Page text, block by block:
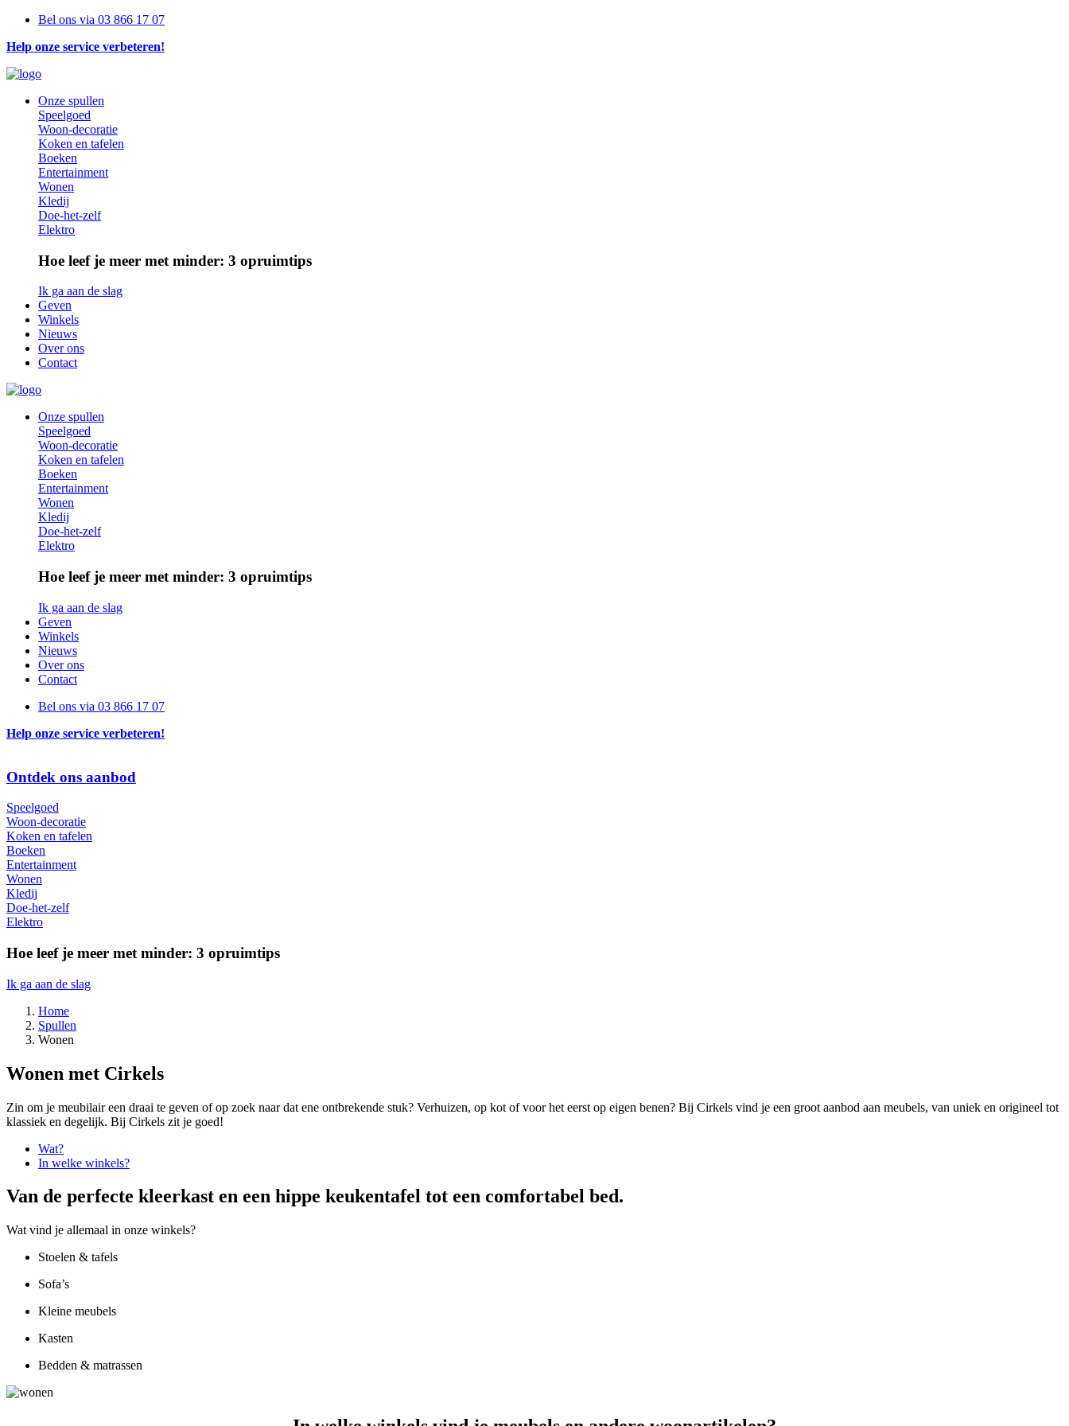
Overslaan
naar
inhoud
Telefoon
menu
Bel ons via 03 866 17 07
Help onze service verbeteren!
Hoofdnavigatie
Onze spullen
Speelgoed
Woon-decoratie
Koken en tafelen
Boeken
Entertainment
Wonen
Kledij
Doe-het-zelf
Elektro
Hoe leef je meer met minder: 3 opruimtips
Ik ga aan de slag
Geven
Winkels
Nieuws
Over ons
Contact
Hoofdnavigatie
Onze spullen
Speelgoed
Woon-decoratie
Koken en tafelen
Boeken
Entertainment
Wonen
Kledij
Doe-het-zelf
Elektro
Hoe leef je meer met minder: 3 opruimtips
Ik ga aan de slag
Geven
Winkels
Nieuws
Over ons
Contact
Telefoon
menu
Bel ons via 03 866 17 07
Help onze service verbeteren!
Ontdek ons aanbod
Speelgoed
Woon-decoratie
Koken en tafelen
Boeken
Entertainment
Wonen
Kledij
Doe-het-zelf
Elektro
Hoe leef je meer met minder: 3 opruimtips
Ik ga aan de slag
Kruimelpad
Home
Spullen
Wonen
Wonen met Cirkels
Zin om je meubilair een draai te geven of op zoek naar dat ene ontbrekende stuk? Verhuizen, op kot of voor het eerst op eigen benen? Bij Cirkels vind je een groot aanbod aan meubels, van uniek en origineel tot
klassiek en degelijk. Bij Cirkels zit je goed!
Wat?
In welke winkels?
Van de perfecte kleerkast en een hippe keukentafel tot een comfortabel bed.
Wat vind je allemaal in onze winkels?
Stoelen & tafels
Sofa’s
Kleine meubels
Kasten
Bedden & matrassen